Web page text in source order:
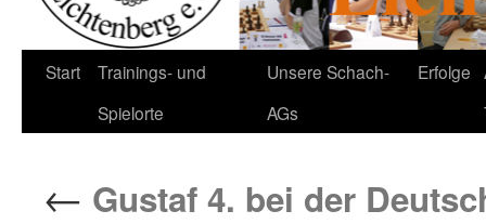
Start
Trainings- und
Spielorte
Unsere Schach-
AGs
Erfolge
← Gustaf 4. bei der